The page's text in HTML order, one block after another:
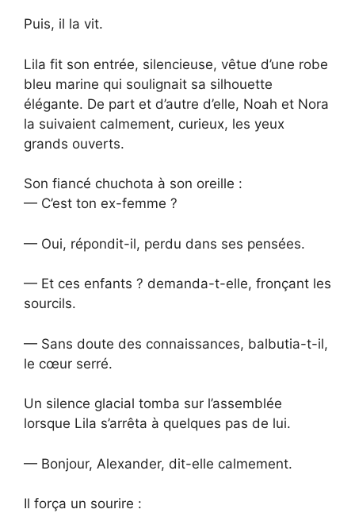
Puis, il la vit.
Lila fit son entrée, silencieuse, vêtue d’une robe
bleu marine qui soulignait sa silhouette
élégante. De part et d’autre d’elle, Noah et Nora
la suivaient calmement, curieux, les yeux
grands ouverts.
Son fiancé chuchota à son oreille :
— C’est ton ex-femme ?
— Oui, répondit-il, perdu dans ses pensées.
— Et ces enfants ? demanda-t-elle, fronçant les
sourcils.
— Sans doute des connaissances, balbutia-t-il,
le cœur serré.
Un silence glacial tomba sur l’assemblée
lorsque Lila s’arrêta à quelques pas de lui.
— Bonjour, Alexander, dit-elle calmement.
Il força un sourire :